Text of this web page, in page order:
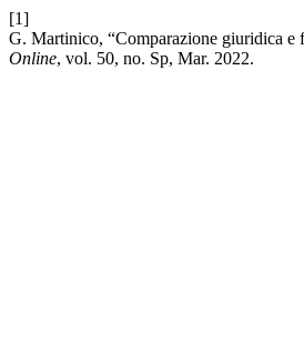
[1]
G. Martinico, “Comparazione giuridica e
Online, vol. 50, no. Sp, Mar. 2022.